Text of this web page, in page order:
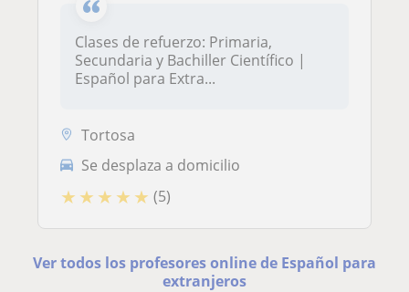
Clases de refuerzo: Primaria,
Secundaria y Bachiller Científico |
Español para Extra...
Tortosa
Se desplaza a domicilio
★ ★ ★ ★ ★ (5)
Ver todos los profesores online de Español para
extranjeros